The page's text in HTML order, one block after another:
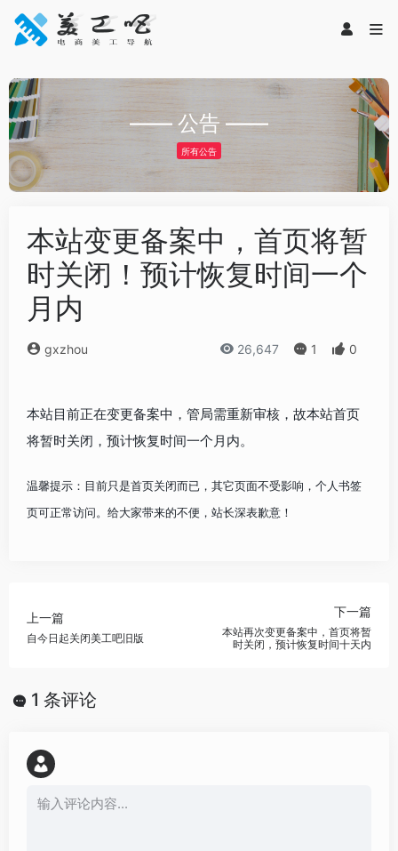
—— 公告 ——
所有公告
本站变更备案中，首页将暂
时关闭！预计恢复时间一个
月内
gxzhou 26,647 1 0
本站目前正在变更备案中，管局需重新审核，故本站首页
将暂时关闭，预计恢复时间一个月内。
温馨提示：目前只是首页关闭而已，其它页面不受影响，个人书签
页可正常访问。给大家带来的不便，站长深表歉意！
上一篇
自今日起关闭美工吧旧版
下一篇
本站再次变更备案中，首页将暂
时关闭，预计恢复时间十天内
1 条评论